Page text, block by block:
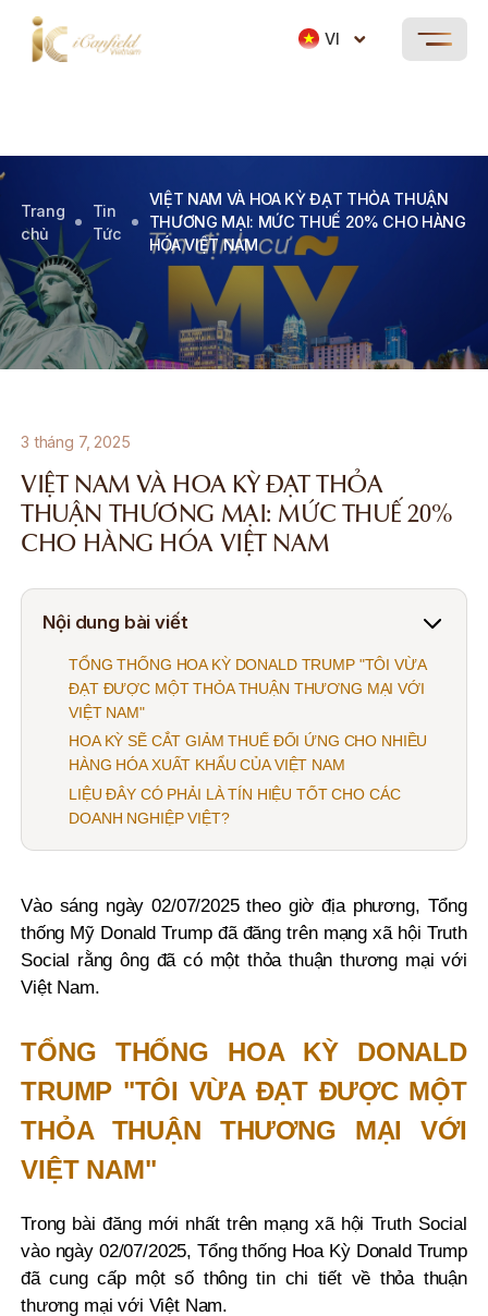
VI
Trang
chủ
Tin
Tức
VIỆT NAM VÀ HOA KỲ ĐẠT THỎA THUẬN
THƯƠNG MẠI: MỨC THUẾ 20% CHO HÀNG
HÓA VIỆT NAM
3 tháng 7, 2025
VIỆT NAM VÀ HOA KỲ ĐẠT THỎA
THUẬN THƯƠNG MẠI: MỨC THUẾ 20%
CHO HÀNG HÓA VIỆT NAM
Nội dung bài viết
TỔNG THỐNG HOA KỲ DONALD TRUMP "TÔI VỪA
ĐẠT ĐƯỢC MỘT THỎA THUẬN THƯƠNG MẠI VỚI
VIỆT NAM"
HOA KỲ SẼ CẮT GIẢM THUẾ ĐỐI ỨNG CHO NHIỀU
HÀNG HÓA XUẤT KHẨU CỦA VIỆT NAM
LIỆU ĐÂY CÓ PHẢI LÀ TÍN HIỆU TỐT CHO CÁC
DOANH NGHIỆP VIỆT?
Vào sáng ngày 02/07/2025 theo giờ địa phương, Tổng
thống Mỹ Donald Trump đã đăng trên mạng xã hội Truth
Social rằng ông đã có một thỏa thuận thương mại với
Việt Nam.
TỔNG THỐNG HOA KỲ DONALD
TRUMP "TÔI VỪA ĐẠT ĐƯỢC MỘT
THỎA THUẬN THƯƠNG MẠI VỚI
VIỆT NAM"
Trong bài đăng mới nhất trên mạng xã hội Truth Social
vào ngày 02/07/2025, Tổng thống Hoa Kỳ Donald Trump
đã cung cấp một số thông tin chi tiết về thỏa thuận
thương mại với Việt Nam.